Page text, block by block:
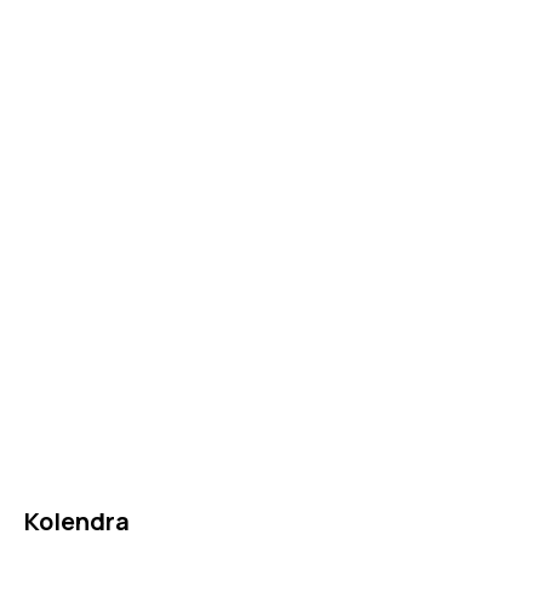
Kolendra